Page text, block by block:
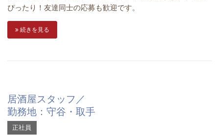
ぴったり！友達同士の応募も歓迎です。
続きを見る
居酒屋スタッフ／
勤務地：守谷・取手
正社員